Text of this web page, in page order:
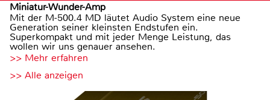
Miniatur-Wunder-Amp
Mit der M-500.4 MD läutet Audio System eine neue
Generation seiner kleinsten Endstufen ein.
Superkompakt und mit jeder Menge Leistung, das
wollen wir uns genauer ansehen.
>> Mehr erfahren
>> Alle anzeigen